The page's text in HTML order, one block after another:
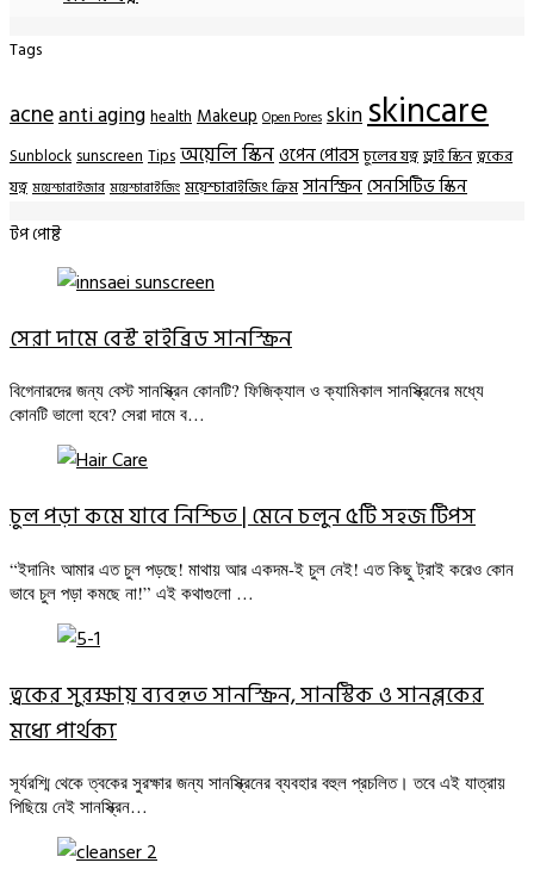
Tags
acneanti aging health Makeup Open Pores skinskincare
Sunblock sunscreen Tips অয়েলি স্কিনওপেন পোরস চুলের যত্ন ড্রাই স্কিন ত্বকের
যত্ন ময়েশ্চারাইজার ময়েশ্চারাইজিং ময়েশ্চারাইজিং ক্রিম সানস্ক্রিনসেনসিটিভ স্কিন
টপ পোষ্ট
সেরা দামে বেস্ট হাইব্রিড সানস্ক্রিন
বিগেনারদের জন্য বেস্ট সানস্ক্রিন কোনটি? ফিজিক্যাল ও ক্যামিকাল সানস্ক্রিনের মধ্যে
কোনটি ভালো হবে? সেরা দামে ব…
চুল পড়া কমে যাবে নিশ্চিত | মেনে চলুন ৫টি সহজ টিপস
“ইদানিং আমার এত চুল পড়ছে! মাথায় আর একদম-ই চুল নেই! এত কিছু ট্রাই করেও কোন
ভাবে চুল পড়া কমছে না!” এই কথাগুলো …
ত্বকের সুরক্ষায় ব্যবহৃত সানস্ক্রিন, সানস্টিক ও সানব্লকের
মধ্যে পার্থক্য
সূর্যরশ্মি থেকে ত্বকের সুরক্ষার জন্য সানস্ক্রিনের ব্যবহার বহুল প্রচলিত। তবে এই যাত্রায়
পিছিয়ে নেই সানস্ক্রিন…